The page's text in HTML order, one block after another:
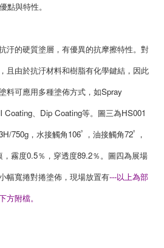
點與特性。
汙的硬質塗層，有優異的抗摩擦特性。對
且由於抗汙材料和樹脂有化學鍵結，因此
料可應用多種塗佈方式，如Spray
、Dip Coating等。圖三為HS001
750g，水接觸角106ﾟ，油接觸角72ﾟ，
霧度0.5％，穿透度89.2％。圖四為展場
幅寬捲對捲塗佈，現場放置有---以上為部
方附檔。